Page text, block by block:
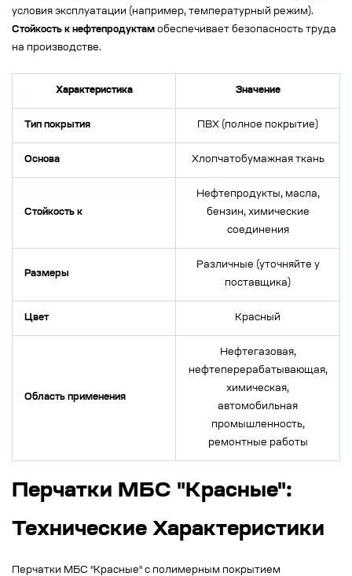
условия эксплуатации (например, температурный режим).
Стойкость к нефтепродуктам обеспечивает безопасность труда
на производстве.
Характеристика Значение
Тип покрытия ПВХ (полное покрытие)
Основа Хлопчатобумажная ткань
Стойкость к
Нефтепродукты, масла,
бензин, химические
соединения
Размеры
Различные (уточняйте у
поставщика)
Цвет Красный
Область применения
Нефтегазовая,
нефтеперерабатывающая,
химическая,
автомобильная
промышленность,
ремонтные работы
Перчатки МБС "Красные":
Технические Характеристики
Перчатки МБС "Красные" с полимерным покрытием